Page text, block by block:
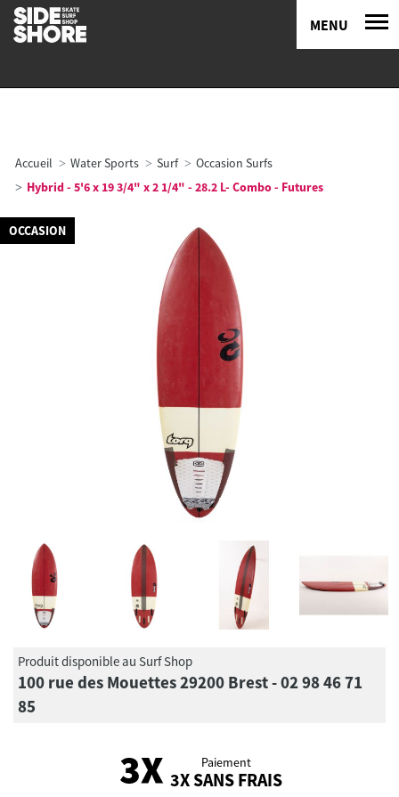
MENU
Accueil Water Sports Surf
Occasion Surfs
Hybrid - 5'6 x 19 3/4" x 2 1/4" - 28.2 L- Combo - Futures
OCCASION
Produit disponible au Surf Shop
100 rue des Mouettes 29200 Brest - 02 98 46 71
85
Paiement
3X SANS FRAIS